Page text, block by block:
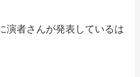
演者さんが発表しているは